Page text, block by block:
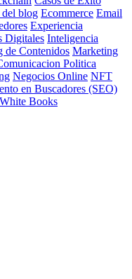
del blog Ecommerce Email
Experiencia
Digitales Inteligencia
de Contenidos Marketing
Politica
Negocios Online NFT
en Buscadores (SEO)
White Books